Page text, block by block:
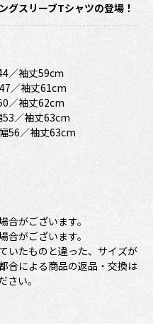
グスリーブTシャツの登場！
／袖丈59cｍ
／袖丈61cm
／袖丈62cm
53／袖丈63cm
56／袖丈63cm
がございます。
がございます。
いたものと違った、サイズが
合による商品の返品・交換は
い。